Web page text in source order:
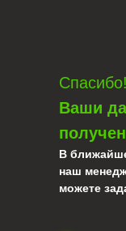
Спасибо!
Ваши
В
наш
можете